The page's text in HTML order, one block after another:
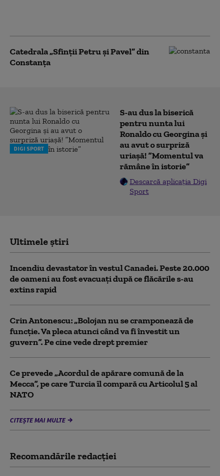
Catedrala „Sfinții Petru și Pavel” din
Constanța
DIGI SPORT
S-au dus la biserică
pentru nunta lui
Ronaldo cu Georgina și
au avut o surpriză
uriașă! ”Momentul va
rămâne în istorie”
Descarcă aplicația Digi
Sport
Ultimele știri
Incendiu devastator în vestul Canadei. Peste 20.000
de oameni au fost evacuați după ce flăcările s-au
extins rapid
Crin Antonescu: „Bolojan nu se cramponează de
funcție. Va pleca atunci când va fi învestit un
guvern”. Pe cine vede drept premier
Ce prevede „Acordul de apărare comună de la
Mecca”, pe care Turcia îl compară cu Articolul 5 al
NATO
CITEȘTE MAI MULTE
Recomandările redacţiei